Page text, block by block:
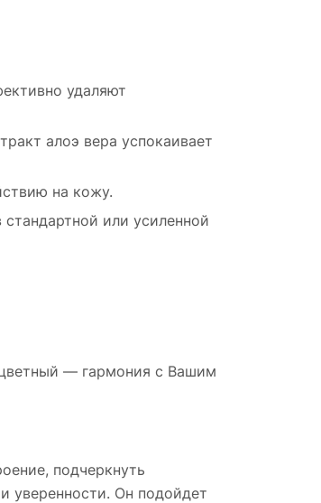
удаляют
алоэ вера успокаивает
на кожу.
или усиленной
— гармония с Вашим
подчеркнуть
уверенности. Он подойдет